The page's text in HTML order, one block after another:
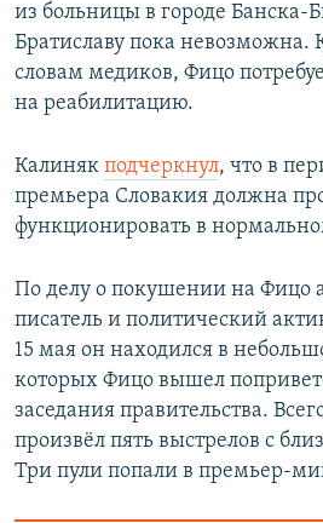
из больницы в городе Банска-
Братиславу пока невозможна.
словам медиков, Фицо
на реабилитацию.
Калиняк подчеркнул, что в
премьера Словакия должна
функционировать в
По делу о покушении на Фицо
писатель и политический
15 мая он находился в
которых Фицо вышел
заседания правительства.
произвёл пять выстрелов с
Три пули попали в премьер-